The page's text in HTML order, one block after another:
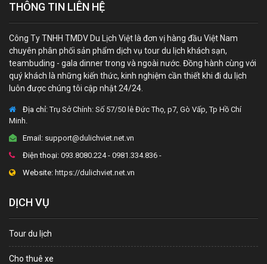
THÔNG TIN LIÊN HỆ
Công Ty TNHH TMDV Du Lịch Việt là đơn vị hàng đầu Việt Nam
chuyên phân phối sản phẩm dịch vụ tour du lịch khách sạn,
teambuding - gala dinner trong và ngoài nước. Đồng hành cùng với
quý khách là những kiến thức, kinh nghiệm cần thiết khi đi du lịch
luôn được chúng tôi cập nhật 24/24.
Địa chỉ:Trụ Sở Chính: Số 57/50 lê Đức Thọ, p7, Gò Vấp, Tp Hồ Chí
Minh.
Email: support@dulichviet.net.vn
Điện thoại: 093.8080.224 - 0981.334.836 -
Website: https://dulichviet.net.vn
DỊCH VỤ
Tour du lịch
Cho thuê xe